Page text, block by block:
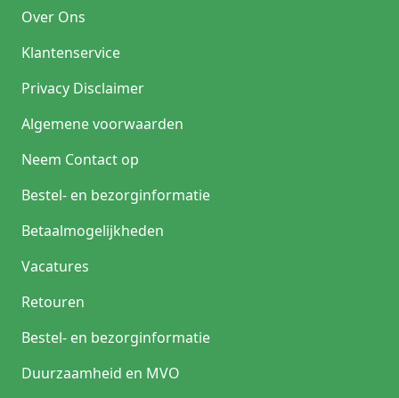
Over Ons
Klantenservice
Privacy Disclaimer
Algemene voorwaarden
Neem Contact op
Bestel- en bezorginformatie
Betaalmogelijkheden
Vacatures
Retouren
Bestel- en bezorginformatie
Duurzaamheid en MVO